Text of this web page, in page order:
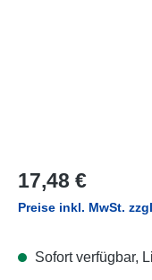
Regulärer Preis:
17,48 €
Preise inkl. MwSt.
Sofort verfügbar,